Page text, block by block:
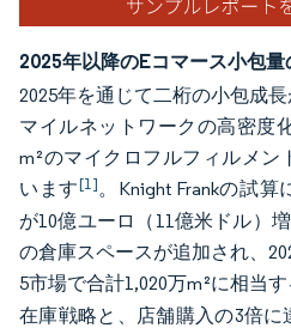
2025年以降のEコマース小包量
2025年を通じて二桁の小包成
マイルネットワークの高密度
m²のマイクロフルフィルメン
います[1]。Knight Frankの試
が10億ユーロ（11億米ドル）
の倉庫スペースが追加され、
5市場で合計1,020万m²に相当
在庫戦略と、店舗購入の3倍